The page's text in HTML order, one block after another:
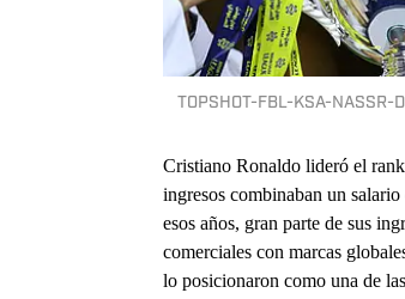
TOPSHOT-FBL-KSA-NASSR-
Cristiano Ronaldo lideró el
ingresos combinaban un
esos años, gran parte de sus
comerciales con marcas
lo posicionaron como una de